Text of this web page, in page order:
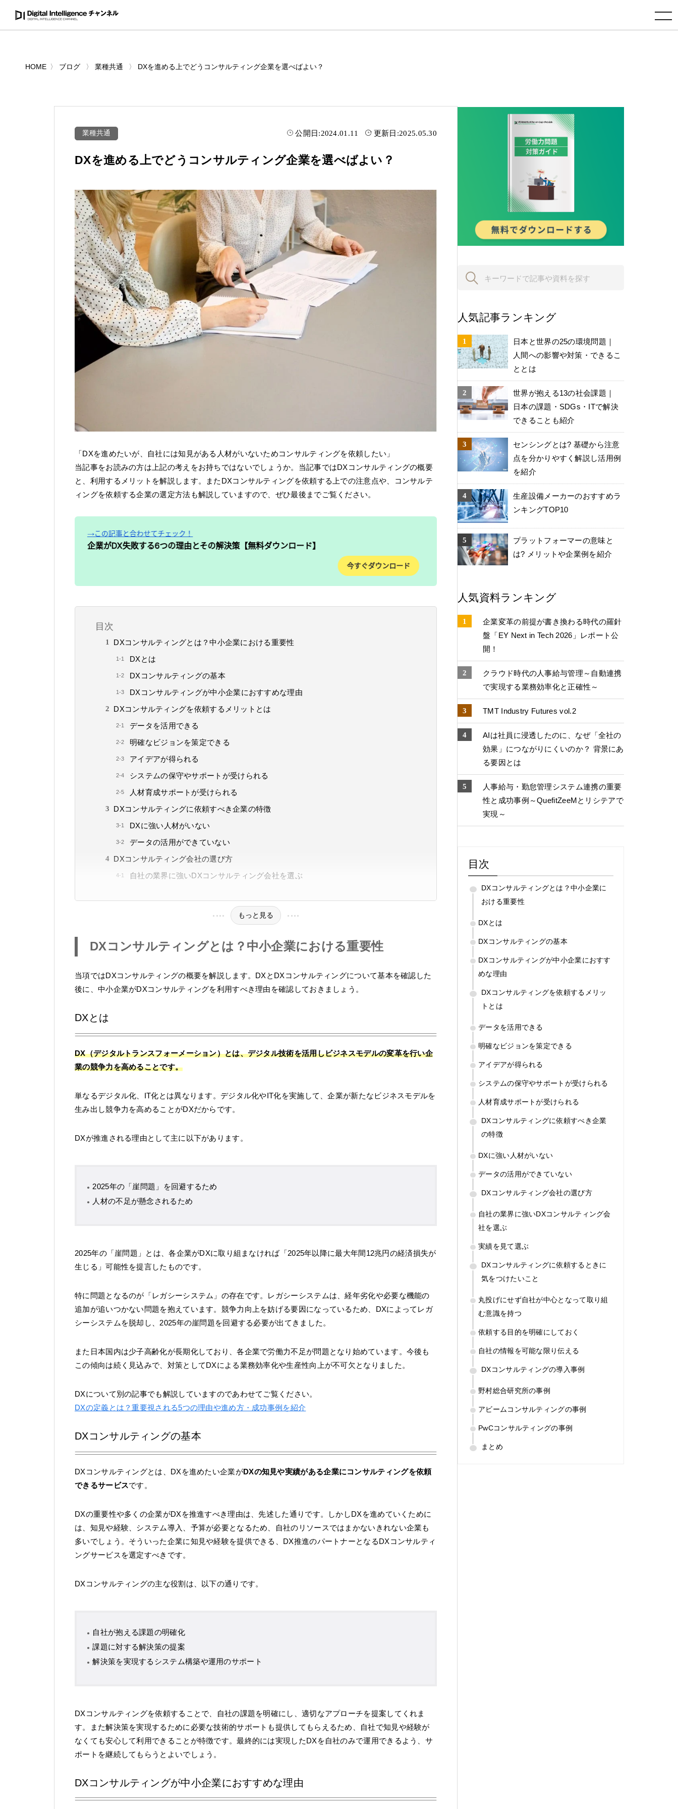
toggle navigation
HOME ブログ 業種共通 DXを進める上でどうコンサルティング企業を選べばよい？
業種共通 公開日:2024.01.11 更新日:2025.05.30
DXを進める上でどうコンサルティング企業を選べばよい？
「DXを進めたいが、自社には知見がある人材がいないためコンサルティングを依頼したい」
当記事をお読みの方は上記の考えをお持ちではないでしょうか。当記事ではDXコンサルティングの概要
と、利用するメリットを解説します。またDXコンサルティングを依頼する上での注意点や、コンサルテ
ィングを依頼する企業の選定方法も解説していますので、ぜひ最後までご覧ください。
目次
DXコンサルティングとは？中小企業における重要性
DXとは
DXコンサルティングの基本
DXコンサルティングが中小企業におすすめな理由
DXコンサルティングを依頼するメリットとは
データを活用できる
明確なビジョンを策定できる
アイデアが得られる
システムの保守やサポートが受けられる
人材育成サポートが受けられる
DXコンサルティングに依頼すべき企業の特徴
DXに強い人材がいない
データの活用ができていない
DXコンサルティング会社の選び方
自社の業界に強いDXコンサルティング会社を選ぶ
もっと見る
DXコンサルティングとは？中小企業における重要性
当項ではDXコンサルティングの概要を解説します。DXとDXコンサルティングについて基本を確認した
後に、中小企業がDXコンサルティングを利用すべき理由を確認しておきましょう。
DXとは
DX（デジタルトランスフォーメーション）とは、デジタル技術を活用しビジネスモデルの変革を行い企
業の競争力を高めることです。
単なるデジタル化、IT化とは異なります。デジタル化やIT化を実施して、企業が新たなビジネスモデルを
生み出し競争力を高めることがDXだからです。
DXが推進される理由として主に以下があります。
2025年の「崖問題」を回避するため
人材の不足が懸念されるため
2025年の「崖問題」とは、各企業がDXに取り組まなければ「2025年以降に最大年間12兆円の経済損失が
生じる」可能性を提言したものです。
特に問題となるのが「レガシーシステム」の存在です。レガシーシステムは、経年劣化や必要な機能の
追加が追いつかない問題を抱えています。競争力向上を妨げる要因になっているため、DXによってレガ
シーシステムを脱却し、2025年の崖問題を回避する必要が出てきました。
また日本国内は少子高齢化が長期化しており、各企業で労働力不足が問題となり始めています。今後も
この傾向は続く見込みで、対策としてDXによる業務効率化や生産性向上が不可欠となりました。
DXについて別の記事でも解説していますのであわせてご覧ください。
DXの定義とは？重要視される5つの理由や進め方・成功事例を紹介
DXコンサルティングの基本
DXコンサルティングとは、DXを進めたい企業がDXの知見や実績がある企業にコンサルティングを依頼
できるサービスです。
DXの重要性や多くの企業がDXを推進すべき理由は、先述した通りです。しかしDXを進めていくために
は、知見や経験、システム導入、予算が必要となるため、自社のリソースではまかないきれない企業も
多いでしょう。そういった企業に知見や経験を提供できる、DX推進のパートナーとなるDXコンサルティ
ングサービスを選定すべきです。
DXコンサルティングの主な役割は、以下の通りです。
自社が抱える課題の明確化
課題に対する解決策の提案
解決策を実現するシステム構築や運用のサポート
DXコンサルティングを依頼することで、自社の課題を明確にし、適切なアプローチを提案してくれま
す。また解決策を実現するために必要な技術的サポートも提供してもらえるため、自社で知見や経験が
なくても安心して利用できることが特徴です。最終的には実現したDXを自社のみで運用できるよう、サ
ポートを継続してもらうとよいでしょう。
DXコンサルティングが中小企業におすすめな理由
人気記事ランキング
日本と世界の25の環境問題｜
人間への影響や対策・できるこ
ととは
世界が抱える13の社会課題｜
日本の課題・SDGs・ITで解決
できることも紹介
センシングとは? 基礎から注意
点を分かりやすく解説し活用例
を紹介
生産設備メーカーのおすすめラ
ンキングTOP10
プラットフォーマーの意味と
は? メリットや企業例を紹介
人気資料ランキング
企業変革の前提が書き換わる時代の羅針
盤「EY Next in Tech 2026」レポート公
開！
クラウド時代の人事給与管理～自動連携
で実現する業務効率化と正確性～
TMT Industry Futures vol.2
AIは社員に浸透したのに、なぜ「全社の
効果」につながりにくいのか？ 背景にあ
る要因とは
人事給与・勤怠管理システム連携の重要
性と成功事例～QuefitZeeMとリシテアで
実現～
目次
DXコンサルティングとは？中小企業に
おける重要性
DXとは
DXコンサルティングの基本
DXコンサルティングが中小企業におすす
めな理由
DXコンサルティングを依頼するメリッ
トとは
データを活用できる
明確なビジョンを策定できる
アイデアが得られる
システムの保守やサポートが受けられる
人材育成サポートが受けられる
DXコンサルティングに依頼すべき企業
の特徴
DXに強い人材がいない
データの活用ができていない
DXコンサルティング会社の選び方
自社の業界に強いDXコンサルティング会
社を選ぶ
実績を見て選ぶ
DXコンサルティングに依頼するときに
気をつけたいこと
丸投げにせず自社が中心となって取り組
む意識を持つ
依頼する目的を明確にしておく
自社の情報を可能な限り伝える
DXコンサルティングの導入事例
野村総合研究所の事例
アビームコンサルティングの事例
PwCコンサルティングの事例
まとめ